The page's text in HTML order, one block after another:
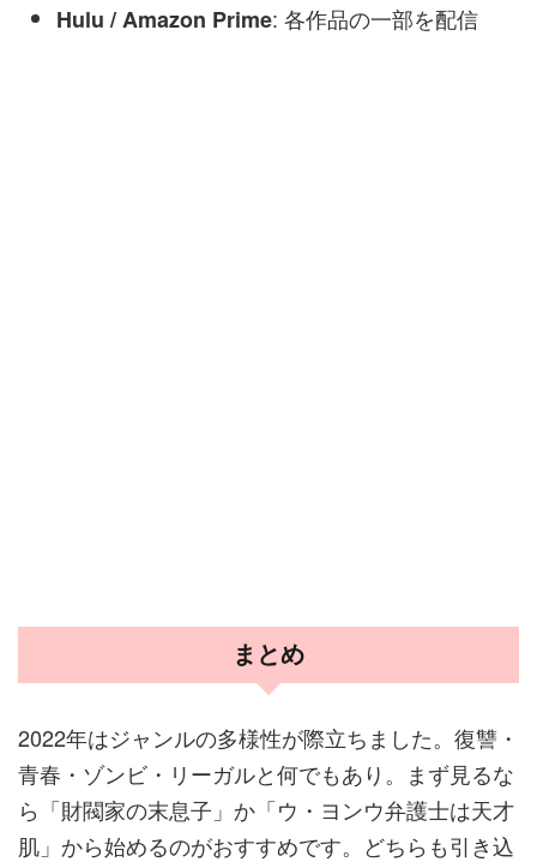
Hulu / Amazon Prime: 各作品の一部を配信
まとめ
2022年はジャンルの多様性が際立ちました。復讐・
青春・ゾンビ・リーガルと何でもあり。まず見るな
ら「財閥家の末息子」か「ウ・ヨンウ弁護士は天才
肌」から始めるのがおすすめです。どちらも引き込